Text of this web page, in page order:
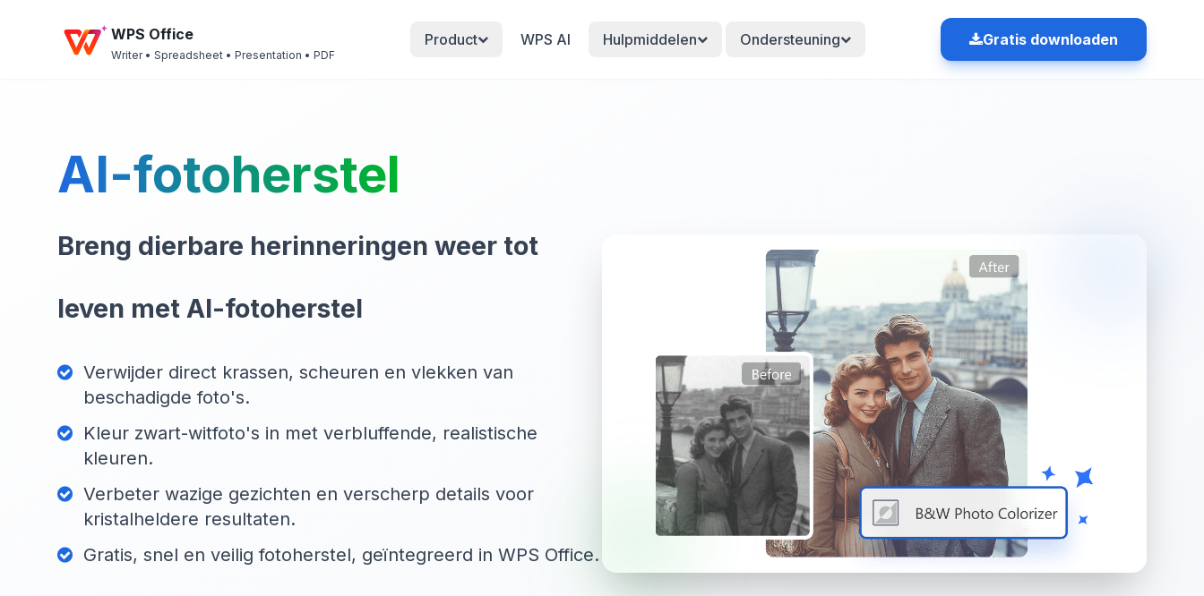
WPS Office
Writer • Spreadsheet • Presentation • PDF
Product WPS AI Hulpmiddelen Ondersteuning Gratis downloaden
AI-fotoherstel
Breng dierbare herinneringen weer tot
leven met AI-fotoherstel
Verwijder direct krassen, scheuren en vlekken van
beschadigde foto's.
Kleur zwart-witfoto's in met verbluffende, realistische
kleuren.
Verbeter wazige gezichten en verscherp details voor
kristalheldere resultaten.
Gratis, snel en veilig fotoherstel, geïntegreerd in WPS Office.